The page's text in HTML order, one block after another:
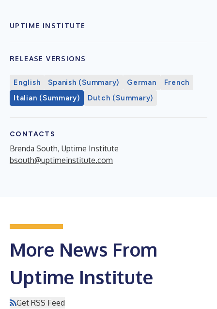
UPTIME INSTITUTE
RELEASE VERSIONS
English Spanish (Summary) German
French
Italian (Summary)
Dutch (Summary)
CONTACTS
Brenda South, Uptime Institute
bsouth@uptimeinstitute.com
More News From
Uptime Institute
Get RSS Feed